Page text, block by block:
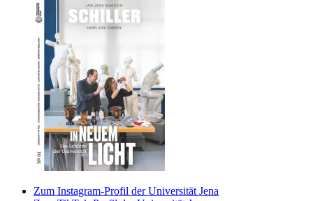
Zum Instagram-Profil der Universität Jena